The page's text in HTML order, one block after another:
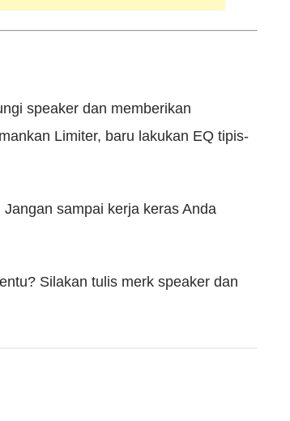
speaker dan memberikan
Limiter, baru lakukan EQ tipis-
sampai kerja keras Anda
Silakan tulis merk speaker dan